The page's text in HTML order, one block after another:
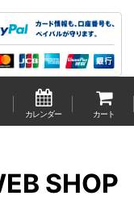
カレンダー カート
SHOP